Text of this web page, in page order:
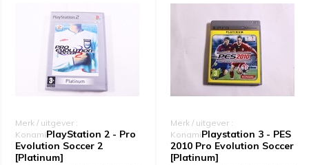
Merk / uitgever :
KonamiPlayStation 2 - Pro
Evolution Soccer 2
[Platinum]
Merk / uitgever :
KonamiPlaystation 3 - PES
2010 Pro Evolution Soccer
[Platinum]